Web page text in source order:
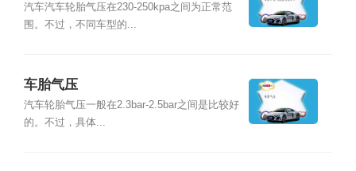
汽车汽车轮胎气压在230-250kpa之间为正常范
围。不过，不同车型的...
车胎气压
汽车轮胎气压一般在2.3bar-2.5bar之间是比较好
的。不过，具体...